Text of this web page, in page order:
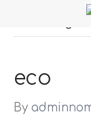
eco
By